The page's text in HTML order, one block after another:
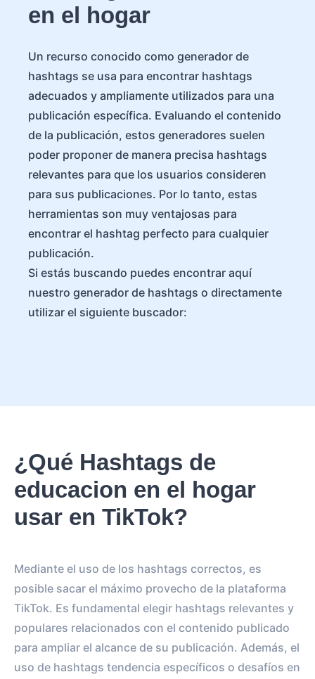
en el hogar
Un recurso conocido como generador de
hashtags se usa para encontrar hashtags
adecuados y ampliamente utilizados para una
publicación específica. Evaluando el contenido
de la publicación, estos generadores suelen
poder proponer de manera precisa hashtags
relevantes para que los usuarios consideren
para sus publicaciones. Por lo tanto, estas
herramientas son muy ventajosas para
encontrar el hashtag perfecto para cualquier
publicación.
Si estás buscando puedes encontrar aquí
nuestro generador de hashtags o directamente
utilizar el siguiente buscador:
¿Qué Hashtags de
educacion en el hogar
usar en TikTok?
Mediante el uso de los hashtags correctos, es
posible sacar el máximo provecho de la plataforma
TikTok. Es fundamental elegir hashtags relevantes y
populares relacionados con el contenido publicado
para ampliar el alcance de su publicación. Además, el
uso de hashtags tendencia específicos o desafíos en